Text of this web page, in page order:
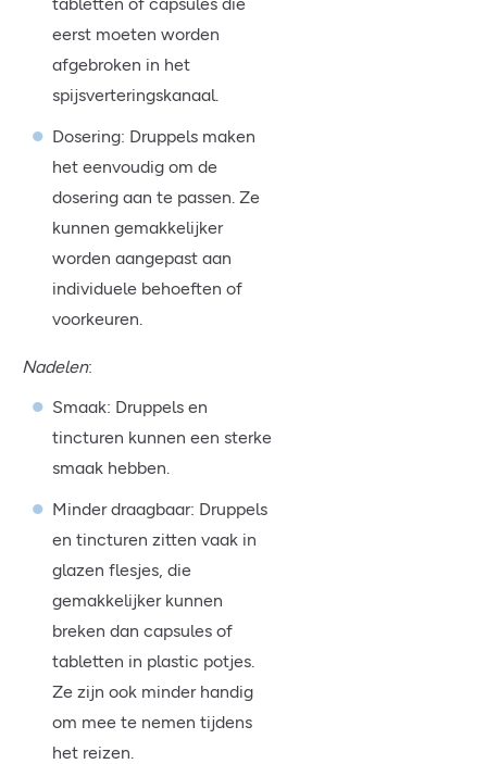
eerst moeten worden
afgebroken in het
spijsverteringskanaal.
Dosering: Druppels maken
het eenvoudig om de
dosering aan te passen. Ze
kunnen gemakkelijker
worden aangepast aan
individuele behoeften of
voorkeuren.
Nadelen:
Smaak: Druppels en
tincturen kunnen een sterke
smaak hebben.
Minder draagbaar: Druppels
en tincturen zitten vaak in
glazen flesjes, die
gemakkelijker kunnen
breken dan capsules of
tabletten in plastic potjes.
Ze zijn ook minder handig
om mee te nemen tijdens
het reizen.